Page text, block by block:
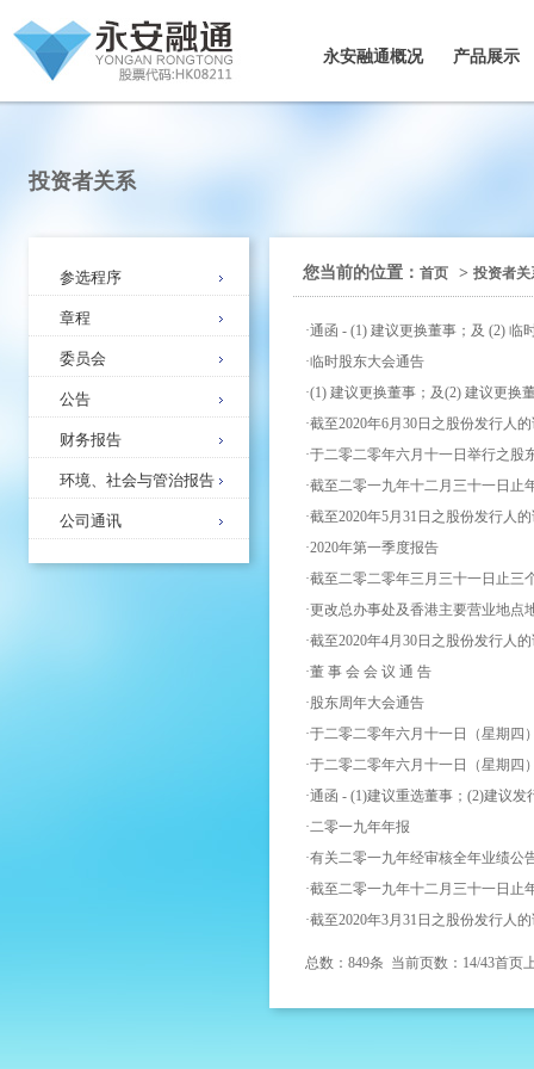
永安融通概况 产品展示
投资者关系
参选程序
章程
委员会
公告
财务报告
环境、社会与管治报告
公司通讯
您当前的位置： 首页 > 投资者关
·通函 - (1) 建议更换董事；及 (2) 临
·临时股东大会通告
·(1) 建议更换董事；及(2) 建议更换
·截至2020年6月30日之股份发行人
·于二零二零年六月十一日举行之股
·截至二零一九年十二月三十一日止
·截至2020年5月31日之股份发行人
·2020年第一季度报告
·截至二零二零年三月三十一日止三
·更改总办事处及香港主要营业地点
·截至2020年4月30日之股份发行人
·董 事 会 会 议 通 告
·股东周年大会通告
·于二零二零年六月十一日（星期四
·于二零二零年六月十一日（星期四
·通函 - (1)建议重选董事；(2)建议发
·二零一九年年报
·有关二零一九年经审核全年业绩公
·截至二零一九年十二月三十一日止
·截至2020年3月31日之股份发行人
总数：849条 当前页数： 14/43首页